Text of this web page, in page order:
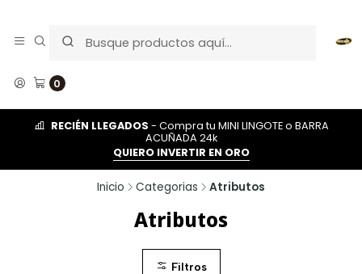
0
RECIÉN LLEGADOS - Compra tu MINI LINGOTE o BARRA
ACUÑADA 24k
QUIERO INVERTIR EN ORO
Inicio Categorias Atributos
Atributos
Filtros